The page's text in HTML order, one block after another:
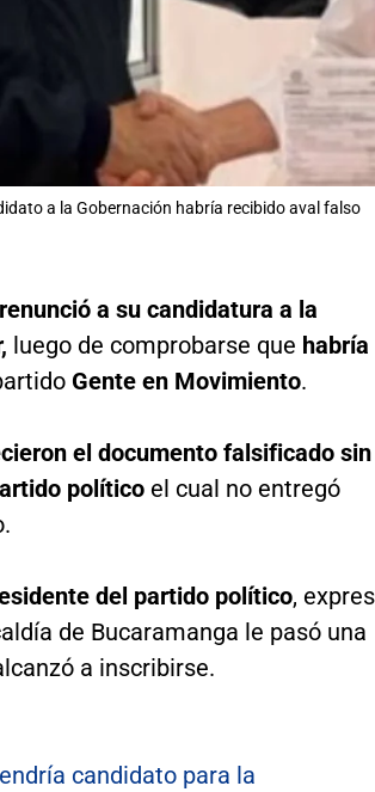
a la Gobernación habría recibido aval falso
a su candidatura a la
luego de comprobarse que habría
Gente en Movimiento.
el documento falsificado sin
político el cual no entregó
del partido político,
de Bucaramanga le pasó una
a inscribirse.
candidato para la